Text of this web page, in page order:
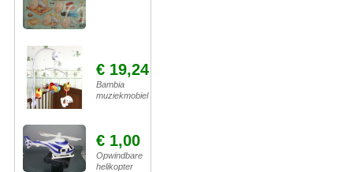
€ 19,24
Bambia
muziekmobiel
€ 1,00
Opwindbare
helikopter